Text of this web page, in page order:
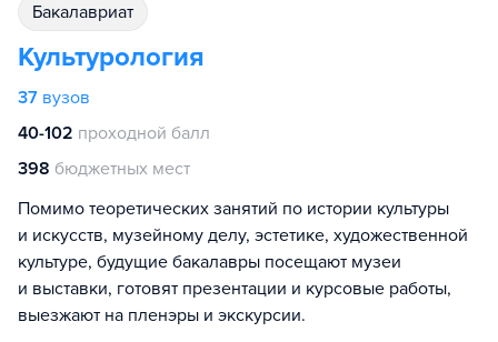
бакалавриат
Культурология
37 вузов
40-102 проходной балл
398 бюджетных мест
Помимо теоретических занятий по истории культуры
и искусств, музейному делу, эстетике, художественной
культуре, будущие бакалавры посещают музеи
и выставки, готовят презентации и курсовые работы,
выезжают на пленэры и экскурсии.